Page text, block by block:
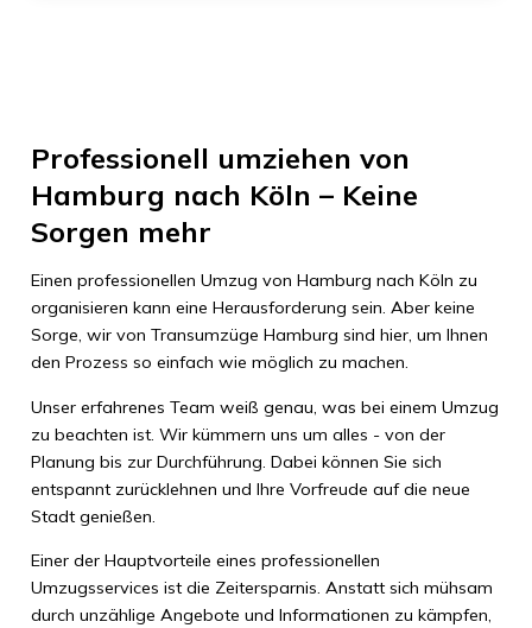
Professionell umziehen von
Hamburg nach Köln – Keine
Sorgen mehr
Einen professionellen Umzug von Hamburg nach Köln zu
organisieren kann eine Herausforderung sein. Aber keine
Sorge, wir von Transumzüge Hamburg sind hier, um Ihnen
den Prozess so einfach wie möglich zu machen.
Unser erfahrenes Team weiß genau, was bei einem Umzug
zu beachten ist. Wir kümmern uns um alles - von der
Planung bis zur Durchführung. Dabei können Sie sich
entspannt zurücklehnen und Ihre Vorfreude auf die neue
Stadt genießen.
Einer der Hauptvorteile eines professionellen
Umzugsservices ist die Zeitersparnis. Anstatt sich mühsam
durch unzählige Angebote und Informationen zu kämpfen,